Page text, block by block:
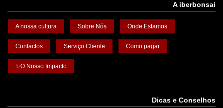
A iberbonsai
A nossa cultura Sobre Nós Onde Estamos
Contactos Serviço Cliente Como pagar
✨O Nosso Impacto
Dicas e Conselhos